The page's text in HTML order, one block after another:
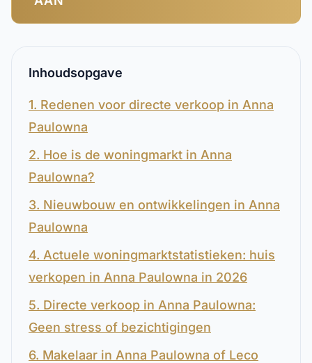
Inhoudsopgave
1. Redenen voor directe verkoop in Anna
Paulowna
2. Hoe is de woningmarkt in Anna
Paulowna?
3. Nieuwbouw en ontwikkelingen in Anna
Paulowna
4. Actuele woningmarktstatistieken: huis
verkopen in Anna Paulowna in 2026
5. Directe verkoop in Anna Paulowna:
Geen stress of bezichtigingen
6. Makelaar in Anna Paulowna of Leco